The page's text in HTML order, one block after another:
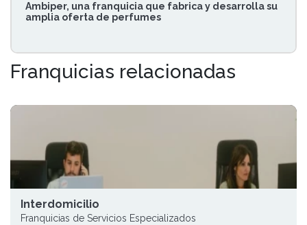
Ambiper, una franquicia que fabrica y desarrolla su
amplia oferta de perfumes
Franquicias relacionadas
Interdomicilio
Franquicias de Servicios Especializados